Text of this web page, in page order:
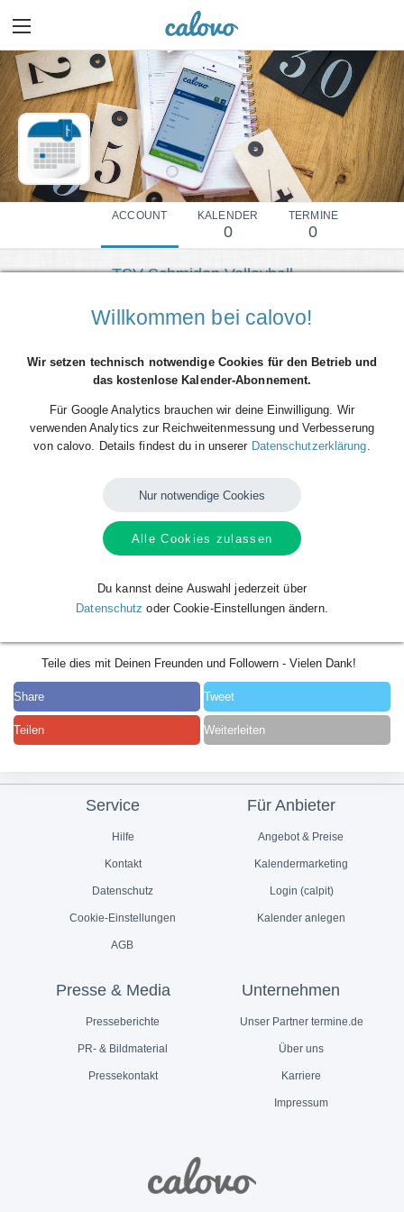
ACCOUNT KALENDER
0
TERMINE
0
TSV Schmiden Volleyball
Mehr Details einblenden
Teile dies mit Deinen Freunden und Followern - Vielen Dank!
Share Tweet
Teilen Weiterleiten
Service
Hilfe
Kontakt
Datenschutz
Cookie-Einstellungen
AGB
Für Anbieter
Angebot & Preise
Kalendermarketing
Login (calpit)
Kalender anlegen
Presse & Media
Presseberichte
PR- & Bildmaterial
Pressekontakt
Unternehmen
Unser Partner termine.de
Über uns
Karriere
Impressum
Willkommen bei calovo!
Wir setzen technisch notwendige Cookies für den Betrieb und
das kostenlose Kalender-Abonnement.
Für Google Analytics brauchen wir deine Einwilligung. Wir
verwenden Analytics zur Reichweitenmessung und Verbesserung
von calovo. Details findest du in unserer Datenschutzerklärung
Nur notwendige Cookies
Alle Cookies zulassen
Du kannst deine Auswahl jederzeit über
Datenschutz oder Cookie-Einstellungen ändern.